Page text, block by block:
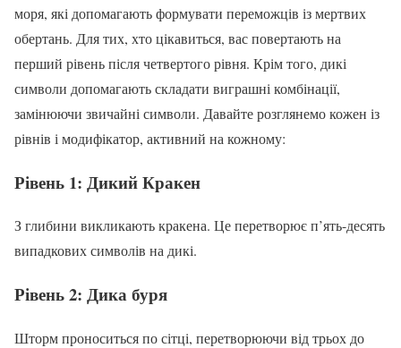
моря, які допомагають формувати переможців із мертвих
обертань. Для тих, хто цікавиться, вас повертають на
перший рівень після четвертого рівня. Крім того, дикі
символи допомагають складати виграшні комбінації,
замінюючи звичайні символи. Давайте розглянемо кожен із
рівнів і модифікатор, активний на кожному:
Рівень 1: Дикий Кракен
З глибини викликають кракена. Це перетворює п’ять-десять
випадкових символів на дикі.
Рівень 2: Дика буря
Шторм проноситься по сітці, перетворюючи від трьох до